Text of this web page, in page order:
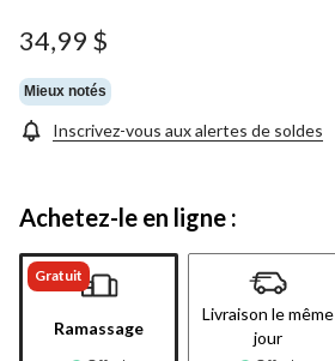
34,99 $
Mieux notés
Inscrivez-vous aux alertes de soldes
Achetez-le en ligne :
Gratuit
Ramassage
Livraison le même
jour